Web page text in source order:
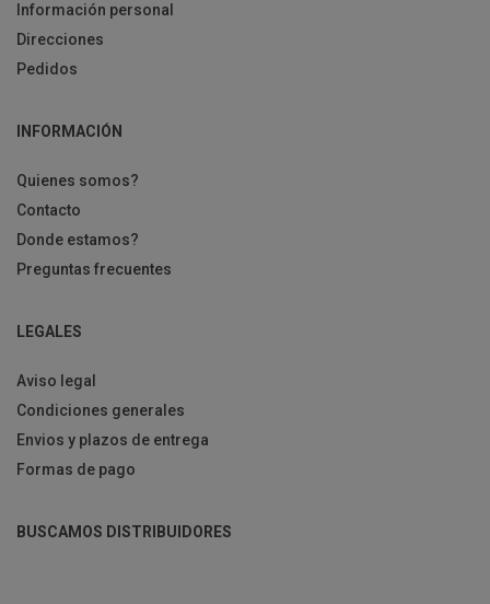
Información personal
Direcciones
Pedidos
INFORMACIÓN
Quienes somos?
Contacto
Donde estamos?
Preguntas frecuentes
LEGALES
Aviso legal
Condiciones generales
Envios y plazos de entrega
Formas de pago
BUSCAMOS DISTRIBUIDORES